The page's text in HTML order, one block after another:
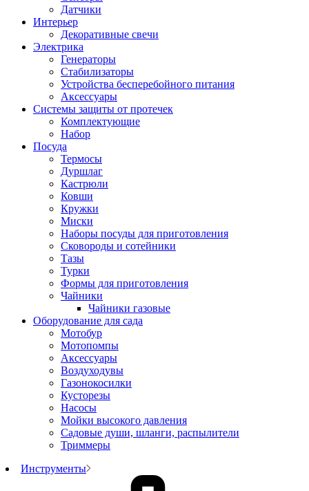
Датчики
Интерьер
Декоративные свечи
Электрика
Генераторы
Стабилизаторы
Устройства бесперебойного питания
Аксессуары
Системы защиты от протечек
Комплектующие
Набор
Посуда
Термосы
Дуршлаг
Кастрюли
Ковши
Кружки
Миски
Наборы посуды для приготовления
Сковороды и сотейники
Тазы
Турки
Формы для приготовления
Чайники
Чайники газовые
Оборудование для сада
Мотобур
Мотопомпы
Аксессуары
Воздуходувы
Газонокосилки
Кусторезы
Насосы
Мойки высокого давления
Садовые души, шланги, распылители
Триммеры
Инструменты